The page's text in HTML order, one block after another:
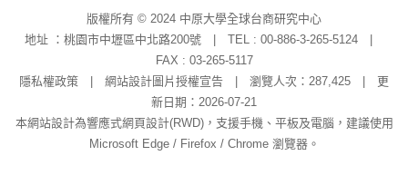
版權所有 © 2024 中原大學全球台商研究中心
地址 ：桃園市中壢區中北路200號 | TEL : 00-886-3-265-5124 |
FAX : 03-265-5117
隱私權政策
網站設計圖片授權宣告 | 瀏覽人次：287,425 | 更
新日期：2026-07-21
本網站設計為響應式網頁設計(RWD)，支援手機、平板及電腦，建議使用
Microsoft Edge / Firefox / Chrome 瀏覽器。